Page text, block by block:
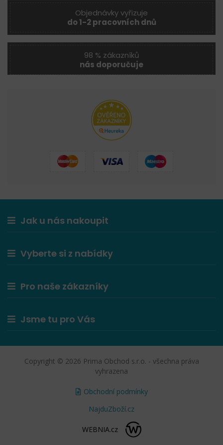
Objednávky vyřizuje
do 1-2 pracovních dnů
98 % zákazníků
nás doporučuje
Jak u nás nakoupit
Vyberte si z nabídky
Pro naše zákazníky
Jsme tu pro Vás
Copyright © 2026 Prima Obchod s.r.o. - všechna práva
vyhrazena
Obchodní podmínky
NajduZboží.cz
WEBNIA.cz